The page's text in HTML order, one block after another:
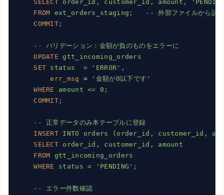
SELECT order_id, customer_id, amount,
FROM ext_orders_staging;   -- 外部ファイルから読み
COMMIT;
--
バリデーション：金額が負のものをエラーに
UPDATE
gtt_incoming_orders
SET status  = 'ERROR',
err_msg
=
'金額が0以下です'
WHERE
amount <= 0;
COMMIT;
--
正常データのみ本テーブルに登録
INSERT INTO orders (order_id, customer_id,
SELECT order_id, customer_id, amount
FROM gtt_incoming_orders
WHERE
status = 'PENDING';
--
エラー件数確認